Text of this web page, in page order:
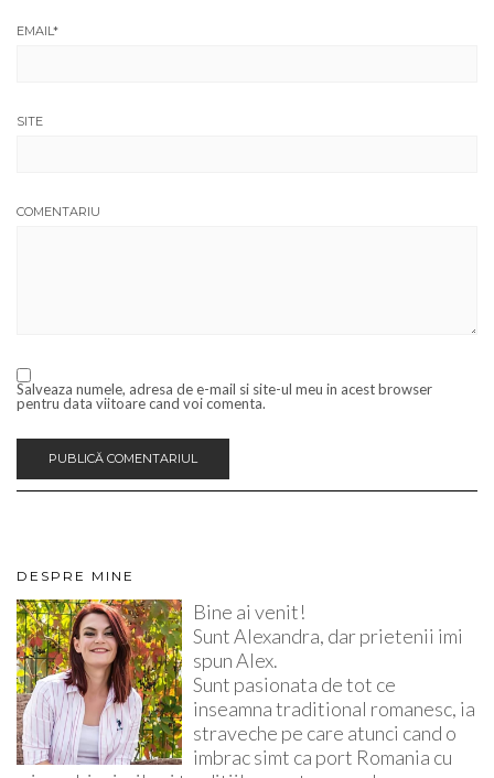
EMAIL*
SITE
COMENTARIU
Salveaza numele, adresa de e-mail si site-ul meu in acest browser
pentru data viitoare cand voi comenta.
DESPRE MINE
Bine ai venit!
Sunt Alexandra, dar prietenii imi
spun Alex.
Sunt pasionata de tot ce
inseamna traditional romanesc, ia
straveche pe care atunci cand o
imbrac simt ca port Romania cu